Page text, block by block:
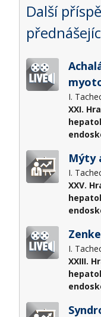
Další
I.
XXI.
Mýty
I.
XXV.
I.
XXIII.